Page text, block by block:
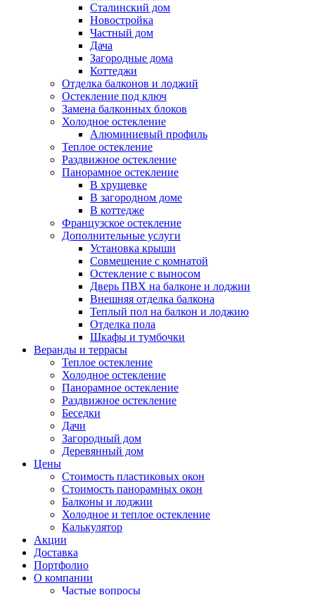
Сталинский дом
Новостройка
Частный дом
Дача
Загородные дома
Коттеджи
Отделка балконов и лоджий
Остекление под ключ
Замена балконных блоков
Холодное остекление
Алюминиевый профиль
Теплое остекление
Раздвижное остекление
Панорамное остекление
В хрущевке
В загородном доме
В коттедже
Французское остекление
Дополнительные услуги
Установка крыши
Совмещение с комнатой
Остекление с выносом
Дверь ПВХ на балконе и лоджии
Внешняя отделка балкона
Теплый пол на балкон и лоджию
Отделка пола
Шкафы и тумбочки
Веранды и террасы
Теплое остекление
Холодное остекление
Панорамное остекление
Раздвижное остекление
Беседки
Дачи
Загородный дом
Деревянный дом
Цены
Стоимость пластиковых окон
Стоимость панорамных окон
Балконы и лоджии
Холодное и теплое остекление
Калькулятор
Акции
Доставка
Портфолио
О компании
Частые вопросы